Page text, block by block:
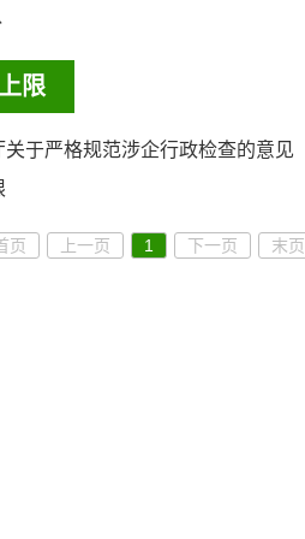
限
关于严格规范涉企行政检查的意见
页 上一页 1 下一页 末页